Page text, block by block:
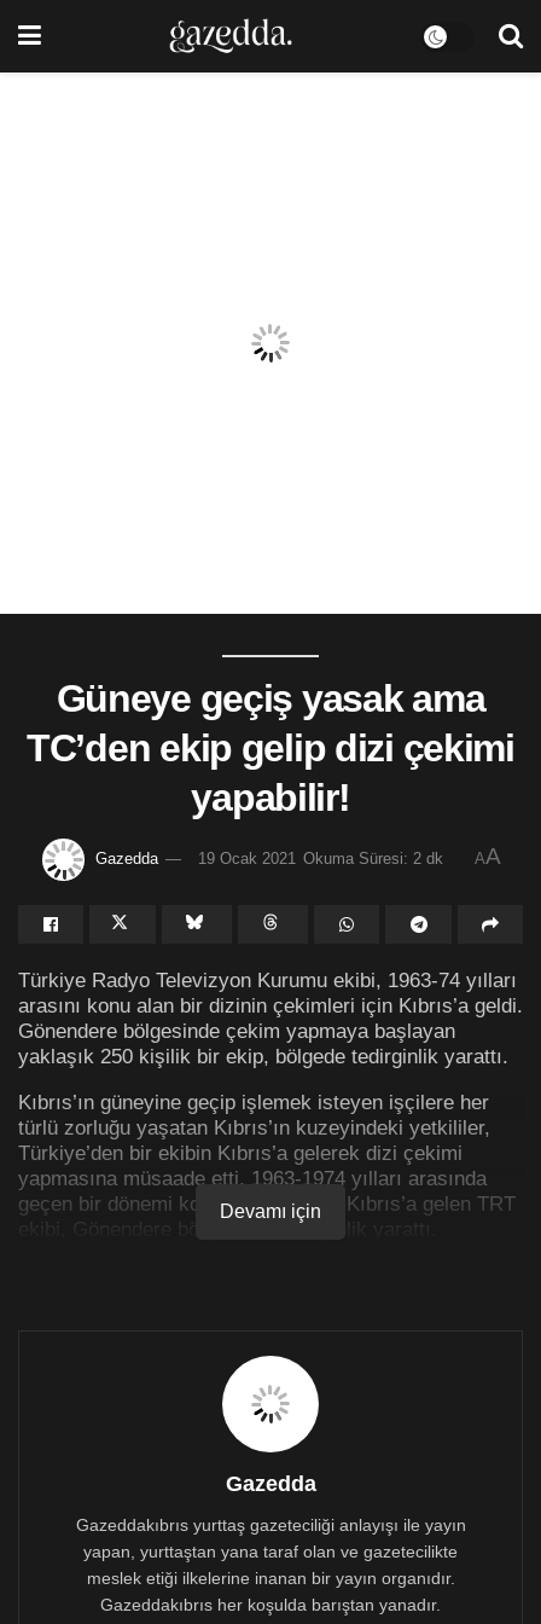
Güneye geçiş yasak ama
TC’den ekip gelip dizi çekimi
yapabilir!
Gazedda 19 Ocak 2021 Okuma Süresi: 2 dk AA
Türkiye Radyo Televizyon Kurumu ekibi, 1963-74 yılları
arasını konu alan bir dizinin çekimleri için Kıbrıs’a geldi.
Gönendere bölgesinde çekim yapmaya başlayan
yaklaşık 250 kişilik bir ekip, bölgede tedirginlik yarattı.
Kıbrıs’ın güneyine geçip işlemek isteyen işçilere her
türlü zorluğu yaşatan Kıbrıs’ın kuzeyindeki yetkililer,
Türkiye’den bir ekibin Kıbrıs’a gelerek dizi çekimi
yapmasına müsaade etti. 1963-1974 yılları arasında
geçen bir dönemi konu alan dizi için Kıbrıs’a gelen TRT
ekibi, Gönendere bölgesinde tedirginlik yarattı.
Belediye Başkanı Halil Kasım, Belediye’nin Sosyal
Medya hesabından yaptığı açıklamada, ekiplerin TC
Büyükelçiliği, Cumhurbaşkanlığı ve Kültür Dairesi’nden
izinli olup, gerekli karantina sürecinden geçerek
bölgeye geldiklerini öğrendiklerini aktararak, çekimlerin
tamamlanmasının ardından bölgenin ilaçlandığı, gerekli
tedbirlerin alındığını da kaydetti.
Belediye tarafından yapılan açıklama şöyle:
“Değerli Bölge Halkımız! Bugün Türkiye’nin devlet
Devamı için
Gazedda
Gazeddakıbrıs yurttaş gazeteciliği anlayışı ile yayın
yapan, yurttaştan yana taraf olan ve gazetecilikte
meslek etiği ilkelerine inanan bir yayın organıdır.
Gazeddakıbrıs her koşulda barıştan yanadır.